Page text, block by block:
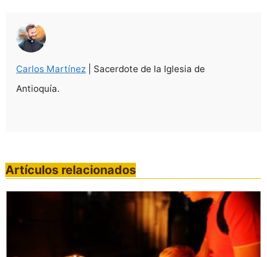
Carlos Martínez | Sacerdote de la Iglesia de
Antioquía.
Artículos relacionados